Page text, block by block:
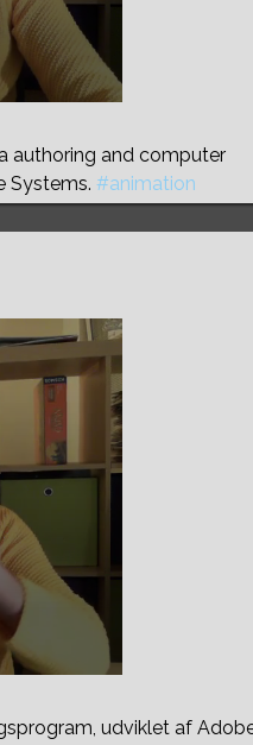
authoring and computer
Systems. #animation
udviklet af